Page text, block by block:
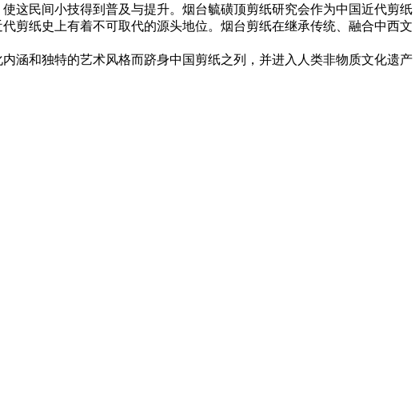
这民间小技得到普及与提升。烟台毓磺顶剪纸研究会作为中国近代剪纸
剪纸史上有着不可取代的源头地位。烟台剪纸在继承传统、融合中西文
涵和独特的艺术风格而跻身中国剪纸之列，并进入人类非物质文化遗产